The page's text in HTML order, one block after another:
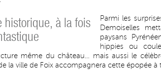
historique, à la fois
Parmi les
Demoiselles
paysans
hippies ou
même du château… mais aussi le
la ville de Foix accompagnera cette épopée à